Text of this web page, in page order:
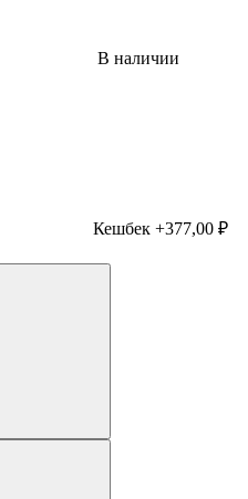
В наличии
Кешбек +377,00 ₽